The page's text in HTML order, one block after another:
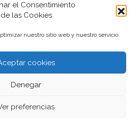
el Consentimiento
de las Cookies
nuestro sitio web y nuestro servicio.
cookies
Denegar
preferencias